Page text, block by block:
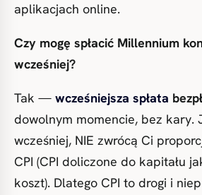
aplikacjach online.
Czy mogę spłacić Millennium
wcześniej?
Tak — wcześniejsza spłata
dowolnym momencie, bez kary.
wcześniej, NIE zwrócą Ci
CPI (CPI doliczone do kapitału
koszt). Dlatego CPI to drogi i